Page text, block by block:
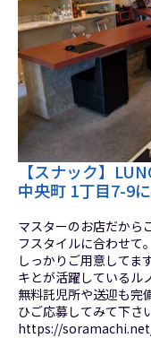
【スナック】
中央町 1丁目7-9
マスターのお店だから
フスタイルに合わせて
しっかりご用意して
キとが活躍しているル
無料託児所や送迎も完
ひご応募してみて下さ
https://